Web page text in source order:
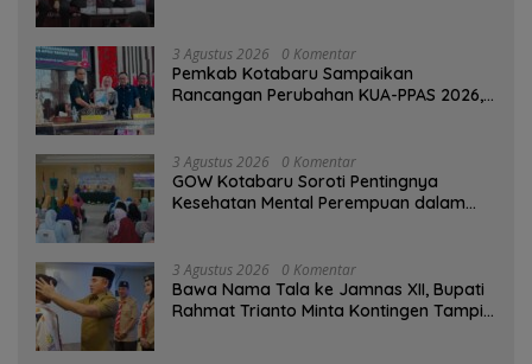
3 Agustus 2026 0 Komentar
Pemkab Kotabaru Sampaikan
Rancangan Perubahan KUA-PPAS 2026,
3 Agustus 2026 0 Komentar
GOW Kotabaru Soroti Pentingnya
Kesehatan Mental Perempuan dalam
3 Agustus 2026 0 Komentar
Bawa Nama Tala ke Jamnas XII, Bupati
Rahmat Trianto Minta Kontingen Tampil